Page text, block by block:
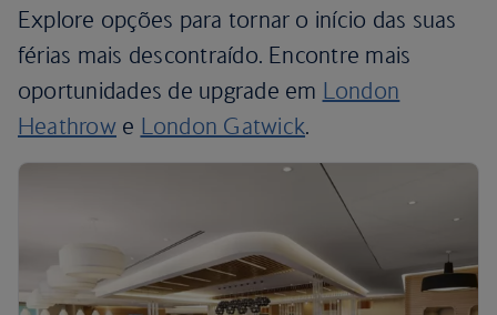
Explore opções para tornar o início das suas
férias mais descontraído. Encontre mais
oportunidades de upgrade em London
Heathrowe London Gatwick.